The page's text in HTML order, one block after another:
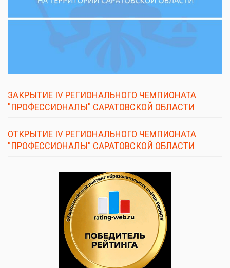
ЗАКРЫТИЕ IV РЕГИОНАЛЬНОГО ЧЕМПИОНАТА
"ПРОФЕССИОНАЛЫ" САРАТОВСКОЙ ОБЛАСТИ
ОТКРЫТИЕ IV РЕГИОНАЛЬНОГО ЧЕМПИОНАТА
"ПРОФЕССИОНАЛЫ" САРАТОВСКОЙ ОБЛАСТИ